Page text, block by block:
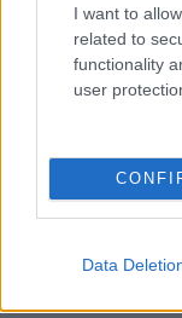
I want to
related to
functionality
user
Data